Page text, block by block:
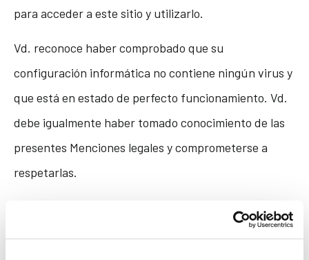
para acceder a este sitio y utilizarlo.
Vd. reconoce haber comprobado que su
configuración informática no contiene ningún virus y
que está en estado de perfecto funcionamiento. Vd.
debe igualmente haber tomado conocimiento de las
presentes Menciones legales y comprometerse a
respetarlas.
completa responsabilidad. PRIMAPRIX no podrá